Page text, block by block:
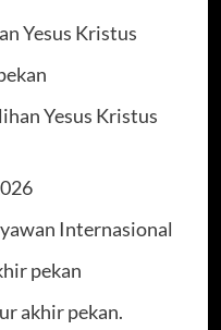
Yesus Kristus
Yesus Kristus
Internasional
pekan
akhir pekan.